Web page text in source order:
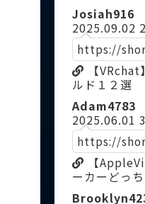
Josiah916
2025.09.02
https://
【
ルド１２選
Adam4783
2025.06.01
https://
【
ーカーどっち